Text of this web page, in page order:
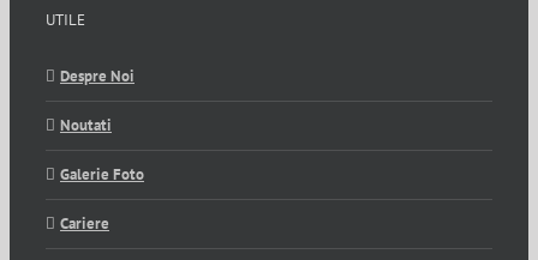
UTILE
Despre Noi
Noutati
Galerie Foto
Cariere